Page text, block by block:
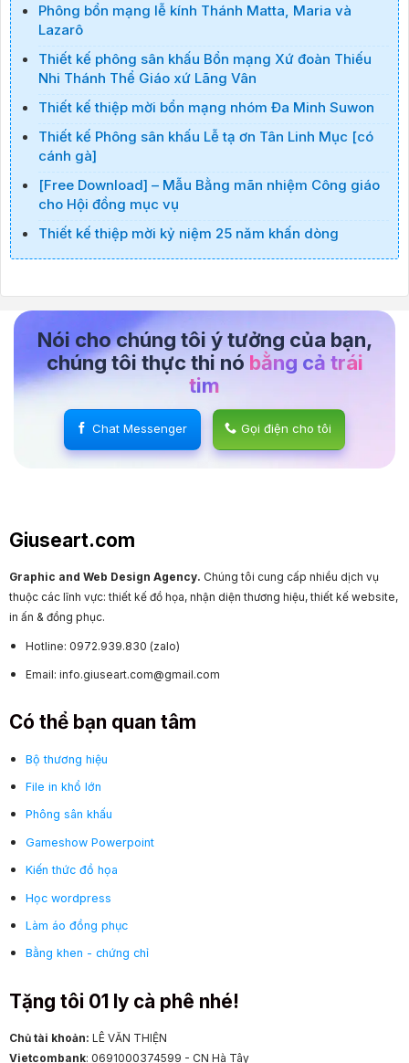
Phông bổn mạng lễ kính Thánh Matta, Maria và
Lazarô
Thiết kế phông sân khấu Bổn mạng Xứ đoàn Thiếu
Nhi Thánh Thể Giáo xứ Lãng Vân
Thiết kế thiệp mời bổn mạng nhóm Đa Minh Suwon
Thiết kế Phông sân khấu Lễ tạ ơn Tân Linh Mục [có
cánh gà]
[Free Download] – Mẫu Bằng mãn nhiệm Công giáo
cho Hội đồng mục vụ
Thiết kế thiệp mời kỷ niệm 25 năm khấn dòng
Nói cho chúng tôi ý tưởng của bạn,
chúng tôi thực thi nó bằng cả trái
tim
Chat Messenger Gọi điện cho tôi
Giuseart.com
Graphic and Web Design Agency. Chúng tôi cung cấp nhiều dịch vụ
thuộc các lĩnh vực: thiết kế đồ họa, nhận diện thương hiệu, thiết kế website,
in ấn & đồng phục.
Hotline: 0972.939.830 (zalo)
Email: info.giuseart.com@gmail.com
Có thể bạn quan tâm
Bộ thương hiệu
File in khổ lớn
Phông sân khấu
Gameshow Powerpoint
Kiến thức đồ họa
Học wordpress
Làm áo đồng phục
Bằng khen - chứng chỉ
Tặng tôi 01 ly cà phê nhé!
Chủ tài khoản: LÊ VĂN THIỆN
Vietcombank: 0691000374599 - CN Hà Tây